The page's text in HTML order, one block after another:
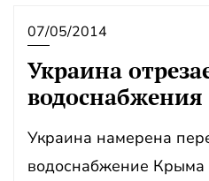
07/05/2014
Украина
водоснабжения
Украина намерена
водоснабжение Крыма